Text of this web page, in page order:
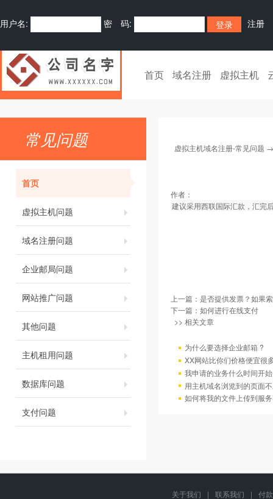
用户名: 密 码: 注册
首页 域名注册 虚拟主机
常见问题
首页
虚拟主机问题
域名注册问题
企业邮局问题
网站推广问题
其他问题
主机租用问题
数据库问题
支付问题
虚拟主机域名注册-常见问题
作者：
建议采用西联国际汇款，汇完
上一篇： 是否提供发票？如果
下一篇： 如何进行在线支付
>> 相关文章
为什么要选择企业邮箱 ?
XX网站比你们价格便宜很
我申请的业务什么时间开
用主机域名浏览到的页面
如何将我的文件上传到服
关于我们 | 联系我们 |
付